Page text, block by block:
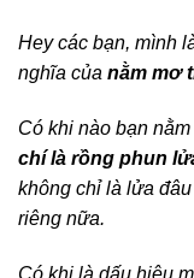
Hey các bạn, mình
nghĩa của nằm mơ
Có khi nào bạn
chí là rồng phun
không chỉ là lửa
riêng nữa.
Có khi là dấu hiệu